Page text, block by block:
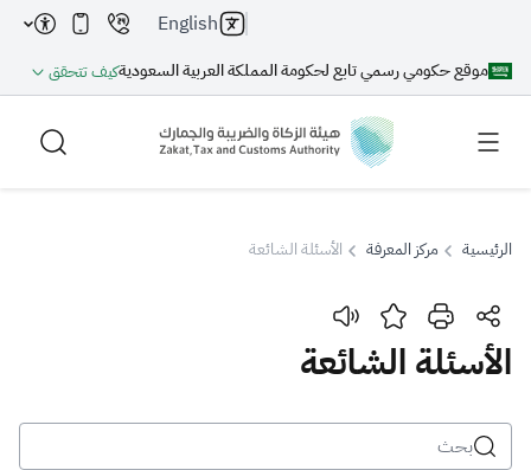
موقع حكومي رسمي تابع لحكومة المملكة العربية السعوديةكيف تتحقق
English
بحث
الرئيسية مركز المعرفة الأسئلة الشائعة
الأسئلة الشائعة